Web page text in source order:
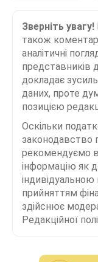
Зверніть увагу!
також
аналітичні
представників
докладає
даних, проте
позицією
Оскільки
законодавство
рекомендуємо
інформацію як
прийняттям
здійснює
Редакційної